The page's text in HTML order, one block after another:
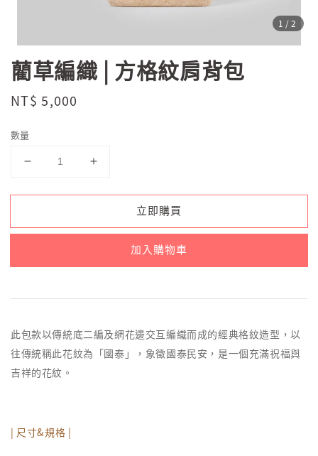
1 /2
藺草編織 | 方格紋肩背包
Regular
NT$ 5,000
數量
立即購買
加入購物車
此包款以傳統底二編及網花邊交互編織而成的經典格紋造型，以
往傳統稱此花紋為「國泰」，象徵國泰民安，是一個充滿祝福與
吉祥的花紋。
| 尺寸&規格 |